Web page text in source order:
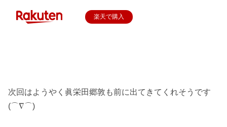
楽天で購入
次回はようやく眞栄田郷敦も前に出てきてくれそうです
(⌒∇⌒)